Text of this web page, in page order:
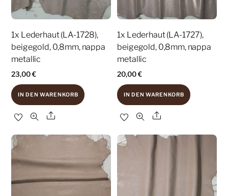
1x Lederhaut (LA-1728),
beigegold, 0,8mm, nappa
metallic
23,00€
IN DEN WARENKORB
Share
1x Lederhaut (LA-1727),
beigegold, 0,8mm, nappa
metallic
20,00€
IN DEN WARENKORB
Share